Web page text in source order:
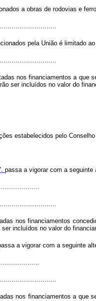
a obras de rodovias e
pela União é limitado
nos financiamentos a que
ser incluídos no valor do
estabelecidos pelo
passa a vigorar com a seguinte
nos financiamentos
incluídos no valor do
a vigorar com a seguinte
nos financiamentos a que